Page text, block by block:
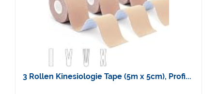
3 Rollen Kinesiologie Tape (5m x 5cm), Profi...